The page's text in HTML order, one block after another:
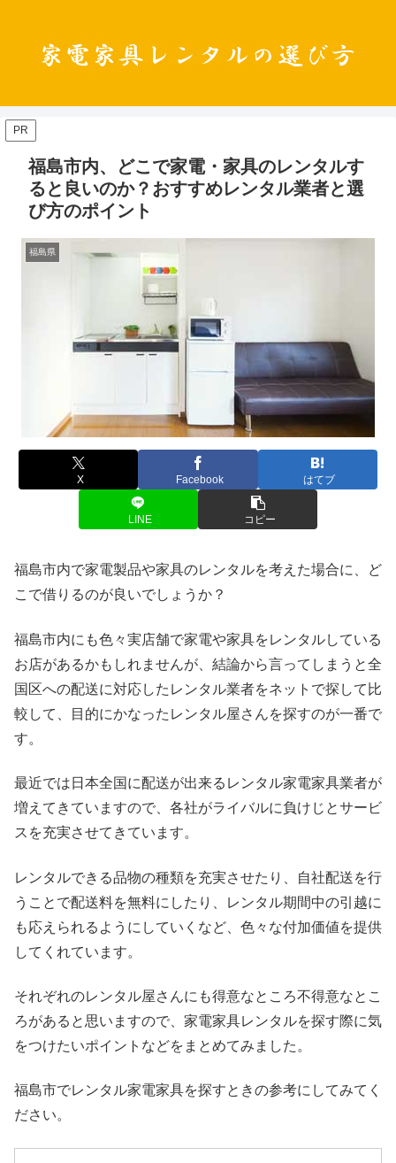
PR
福島市内、どこで家電・家具のレンタルす
ると良いのか？おすすめレンタル業者と選
び方のポイント
福島県
X Facebook はてブ
LINE コピー
福島市内で家電製品や家具のレンタルを考えた場合に、ど
こで借りるのが良いでしょうか？
福島市内にも色々実店舗で家電や家具をレンタルしている
お店があるかもしれませんが、結論から言ってしまうと全
国区への配送に対応したレンタル業者をネットで探して比
較して、目的にかなったレンタル屋さんを探すのが一番で
す。
最近では日本全国に配送が出来るレンタル家電家具業者が
増えてきていますので、各社がライバルに負けじとサービ
スを充実させてきています。
レンタルできる品物の種類を充実させたり、自社配送を行
うことで配送料を無料にしたり、レンタル期間中の引越に
も応えられるようにしていくなど、色々な付加価値を提供
してくれています。
それぞれのレンタル屋さんにも得意なところ不得意なとこ
ろがあると思いますので、家電家具レンタルを探す際に気
をつけたいポイントなどをまとめてみました。
福島市でレンタル家電家具を探すときの参考にしてみてく
ださい。